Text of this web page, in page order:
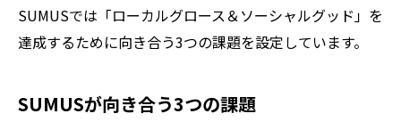
SUMUSでは「ローカルグロース＆ソーシャルグッド」を
達成するために向き合う3つの課題を設定しています。
SUMUSが向き合う3つの課題